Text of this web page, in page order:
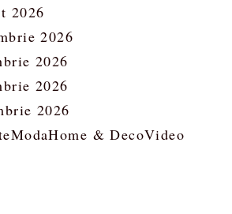
2026
2026
2026
2026
2026
ModaHome & DecoVideo